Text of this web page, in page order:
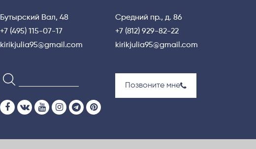
Бутырский Вал, 48
+7 (495) 115-07-17
kirikjulia95@gmail.com
Средний пр., д. 86
+7 (812) 929-82-22
kirikjulia95@gmail.com
Позвоните мне